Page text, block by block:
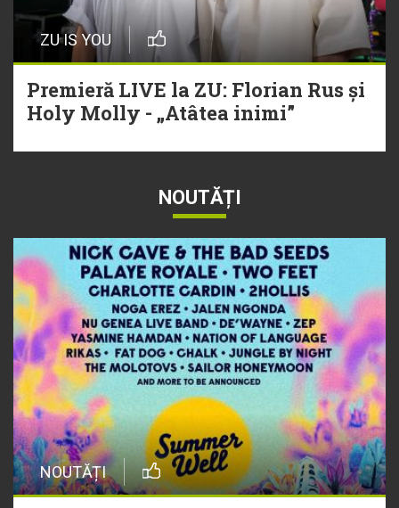
ZU IS YOU
Premieră LIVE la ZU: Florian Rus și
Holy Molly - „Atâtea inimi”
NOUTĂȚI
NOUTĂȚI